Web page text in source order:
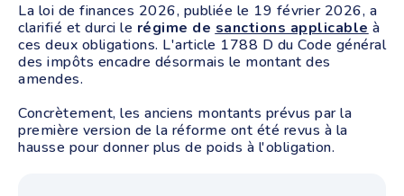
La loi de finances 2026, publiée le 19 février 2026, a
clarifié et durci le régime de sanctions applicable à
ces deux obligations. L'article 1788 D du Code général
des impôts encadre désormais le montant des
amendes.
Concrètement, les anciens montants prévus par la
première version de la réforme ont été revus à la
hausse pour donner plus de poids à l'obligation.